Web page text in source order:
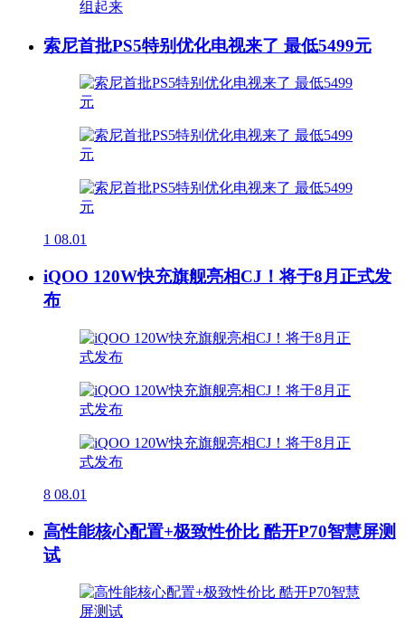
索尼首批PS5特别优化电视来了 最低5499元
1 08.01
iQOO 120W快充旗舰亮相CJ！将于8月正式发
布
8 08.01
高性能核心配置+极致性价比 酷开P70智慧屏测
试